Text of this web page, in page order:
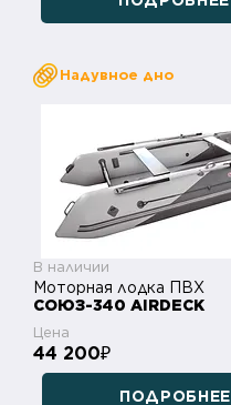
Надувное дно
В наличии
Моторная лодка ПВХ
СОЮЗ-340 AIRDECK
Цена
44 200₽
ПОДРОБНЕЕ